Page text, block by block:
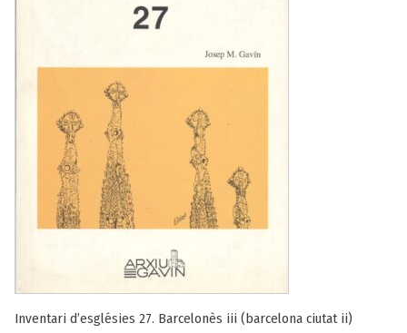
Inventari d’esglésies 27. Barcelonès iii (barcelona ciutat ii)